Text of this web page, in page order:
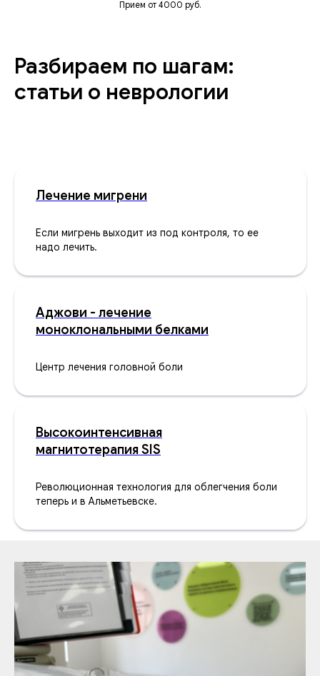
Прием от 4000 руб.
Разбираем по шагам:
статьи о неврологии
Лечение мигрени
Если мигрень выходит из под контроля, то ее
надо лечить.
Аджови - лечение
моноклональными белками
Центр лечения головной боли
Высокоинтенсивная
магнитотерапия SIS
Революционная технология для облегчения боли
теперь и в Альметьевске.